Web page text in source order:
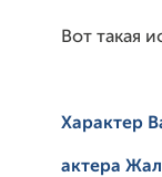
Вот такая
Характер
актера